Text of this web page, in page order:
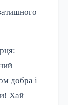
добра і
Хай